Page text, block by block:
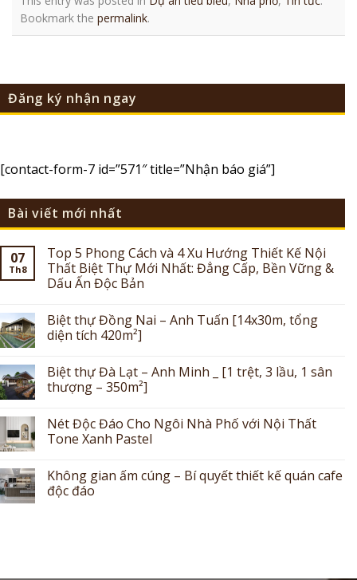
Bookmark the permalink.
Đăng ký nhận ngay
[contact-form-7 id=”571″ title=”Nhận báo giá”]
Bài viết mới nhất
07
Th8
Top 5 Phong Cách và 4 Xu Hướng Thiết Kế Nội
Thất Biệt Thự Mới Nhất: Đẳng Cấp, Bền Vững &
Dấu Ấn Độc Bản
Biệt thự Đồng Nai – Anh Tuấn [14x30m, tổng
diện tích 420m²]
Biệt thự Đà Lạt – Anh Minh _ [1 trệt, 3 lầu, 1 sân
thượng – 350m²]
Nét Độc Đáo Cho Ngôi Nhà Phố với Nội Thất
Tone Xanh Pastel
Không gian ấm cúng – Bí quyết thiết kế quán cafe
độc đáo